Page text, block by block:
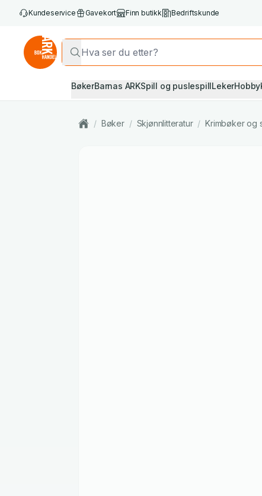
Kundeservice Gavekort Finn butikk Bedriftskunde
BøkerBarnas ARKSpill og puslespillLekerHobby
/ Bøker / Skjønnlitteratur / Krimbøker og